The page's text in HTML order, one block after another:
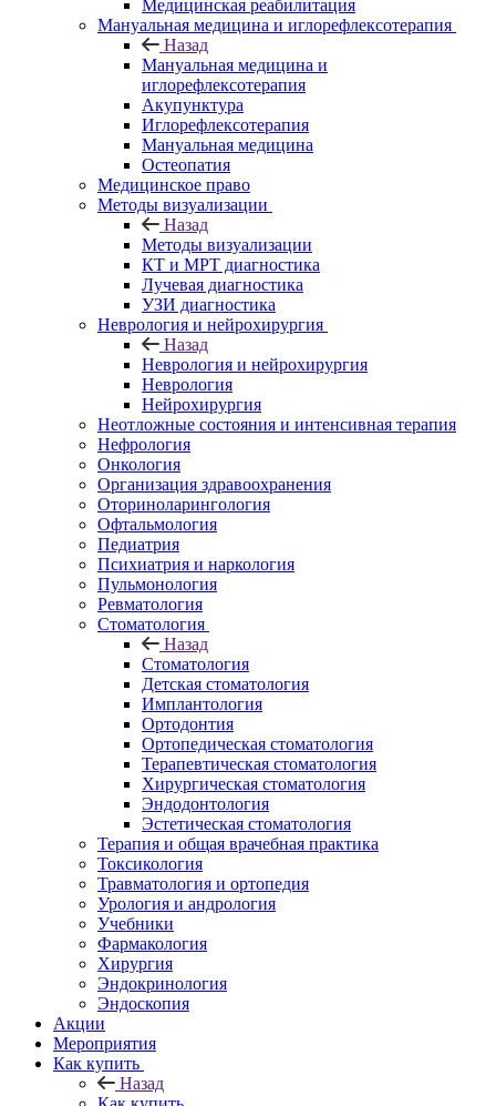
Медицинская реабилитация
Мануальная медицина и иглорефлексотерапия
Назад
Мануальная медицина и
иглорефлексотерапия
Акупунктура
Иглорефлексотерапия
Мануальная медицина
Остеопатия
Медицинское право
Методы визуализации
Назад
Методы визуализации
КТ и МРТ диагностика
Лучевая диагностика
УЗИ диагностика
Неврология и нейрохирургия
Назад
Неврология и нейрохирургия
Неврология
Нейрохирургия
Неотложные состояния и интенсивная терапия
Нефрология
Онкология
Организация здравоохранения
Оториноларингология
Офтальмология
Педиатрия
Психиатрия и наркология
Пульмонология
Ревматология
Стоматология
Назад
Стоматология
Детская стоматология
Имплантология
Ортодонтия
Ортопедическая стоматология
Терапевтическая стоматология
Хирургическая стоматология
Эндодонтология
Эстетическая стоматология
Терапия и общая врачебная практика
Токсикология
Травматология и ортопедия
Урология и андрология
Учебники
Фармакология
Хирургия
Эндокринология
Эндоскопия
Акции
Мероприятия
Как купить
Назад